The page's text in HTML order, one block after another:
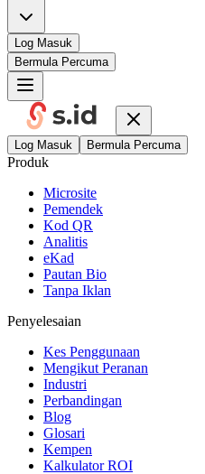
Log Masuk
Bermula Percuma
Log Masuk Bermula Percuma
Produk
Microsite
Pemendek
Kod QR
Analitis
eKad
Pautan Bio
Tanpa Iklan
Penyelesaian
Kes Penggunaan
Mengikut Peranan
Industri
Perbandingan
Blog
Glosari
Kempen
Kalkulator ROI